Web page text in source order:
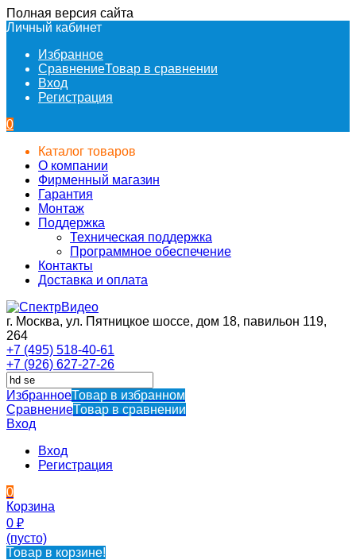
Полная версия сайта
Личный кабинет
Избранное
СравнениеТовар в сравнении
Вход
Регистрация
0
Каталог товаров
О компании
Фирменный магазин
Гарантия
Монтаж
Поддержка
Техническая поддержка
Программное обеспечение
Контакты
Доставка и оплата
г. Москва, ул. Пятницкое шоссе, дом 18, павильон 119,
264
+7 (495) 518-40-61
+7 (926) 627-27-26
ИзбранноеТовар в избранном
СравнениеТовар в сравнении
Вход
Вход
Регистрация
0
Корзина
0 ₽
(пусто)
Товар в корзине!